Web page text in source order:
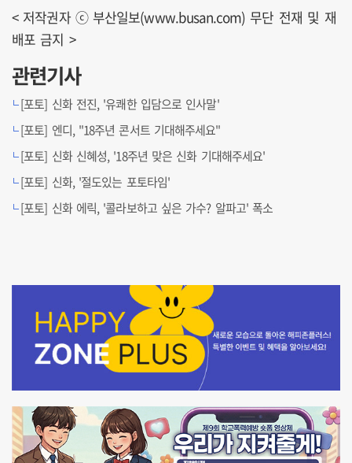
< 저작권자 ⓒ 부산일보(www.busan.com) 무단 전재 및 재
배포 금지 >
관련기사
[포토] 신화 전진, '유쾌한 입담으로 인사말'
[포토] 엔디, "18주년 콘서트 기대해주세요"
[포토] 신화 신혜성, '18주년 맞은 신화 기대해주세요'
[포토] 신화, '절도있는 포토타임'
[포토] 신화 에릭, '콜라보하고 싶은 가수? 알파고' 폭소